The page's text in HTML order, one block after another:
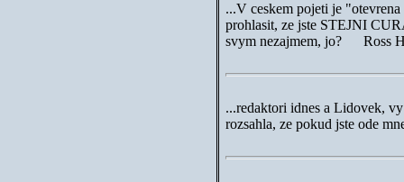
...V ceskem pojeti je
prohlasit, ze jste STEJNI
svym nezajmem, jo? Ross
...redaktori idnes a Lidovek,
rozsahla, ze pokud jste ode